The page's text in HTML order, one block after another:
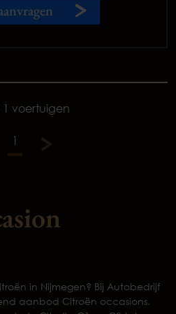
1 voertuigen
1
in Nijmegen? Bij Autobedrijf
aanbod Citroën occasions.